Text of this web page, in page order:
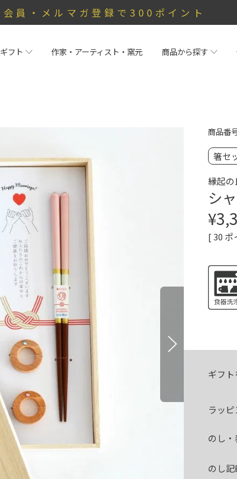
会員・メルマガ登録で300ポイント
ギフト 作家・アーティスト・窯元 商品から探す
商品番
箸セ
縁起の
シ
¥
[30 ポ
ギフ
ラッ
のし・
のし記